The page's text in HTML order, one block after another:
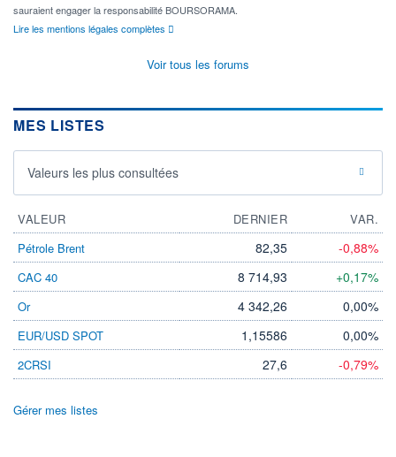
sauraient engager la responsabilité BOURSORAMA.
Lire les mentions légales complètes
Voir tous les forums
MES LISTES
Valeurs les plus consultées
VALEUR DERNIER
VAR.
Pétrole Brent
82,35 -0,88%
CAC 40 8 714,93 +0,17%
Or 4 342,26 0,00%
EUR/USD SPOT 1,15586 0,00%
2CRSI 27,6 -0,79%
Gérer mes listes